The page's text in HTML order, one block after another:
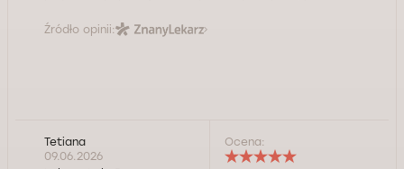
Źródło opinii:
Tetiana
09.06.2026
Ocena: